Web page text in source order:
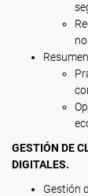
GESTIÓN DE
DIGITALES.
Gestión